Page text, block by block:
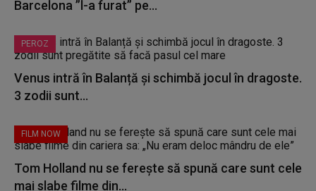
Barcelona ”l-a furat” pe...
PEROZ
Venus intră în Balanță și schimbă jocul în dragoste.
3 zodii sunt...
FILM NOW
Tom Holland nu se ferește să spună care sunt cele
mai slabe filme din...